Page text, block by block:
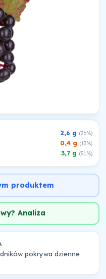
2,6 g (36%)
0,4 g (13%)
3,7 g (51%)
produktem
Analiza
pokrywa dzienne